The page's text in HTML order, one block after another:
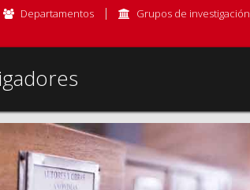
Departamentos Grupos de investigación